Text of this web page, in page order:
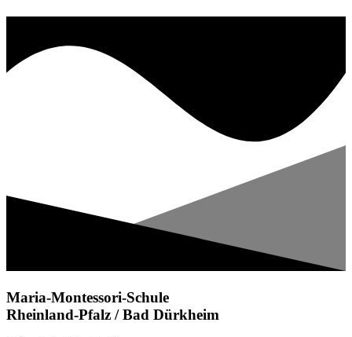
Maria-Montessori-Schule
Rheinland-Pfalz / Bad Dürkheim